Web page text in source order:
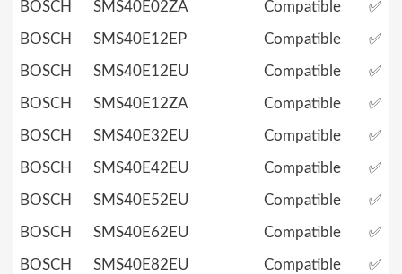
BOSCH SMS40E02ZA Compatible ✅
BOSCH SMS40E12EP Compatible ✅
BOSCH SMS40E12EU Compatible ✅
BOSCH SMS40E12ZA Compatible ✅
BOSCH SMS40E32EU Compatible ✅
BOSCH SMS40E42EU Compatible ✅
BOSCH SMS40E52EU Compatible ✅
BOSCH SMS40E62EU Compatible ✅
BOSCH SMS40E82EU Compatible ✅